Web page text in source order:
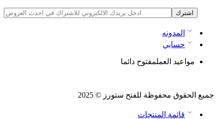
المدونه
حسابي
مواعيد العملمفتوح دائما
جميع الحقوق محفوظة للفتح ستورز © 2025
قائمة المنتجات